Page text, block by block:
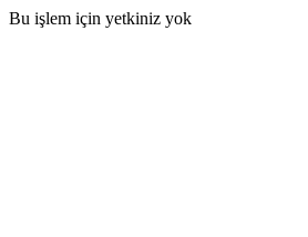
Bu işlem için yetkiniz yok